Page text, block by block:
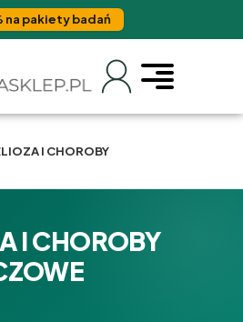
na pakiety badań
I CHOROBY
I CHOROBY